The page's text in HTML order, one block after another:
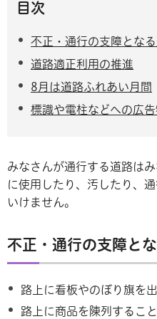
目次
不正・通行の支障とな
道路適正利用の推進
8月は道路ふれあい月間
標識や電柱などへの広
みなさんが通行する道路は
に使用したり、汚したり、
いけません。
不正・通行の支障と
路上に看板やのぼり旗を
路上に商品を陳列すること